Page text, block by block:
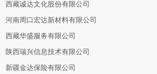
西藏诚达文化股份有限公司
河南周口宏达新材料有限公司
西藏华盛服务有限公司
陕西瑞兴信息技术有限公司
新疆金达保险有限公司